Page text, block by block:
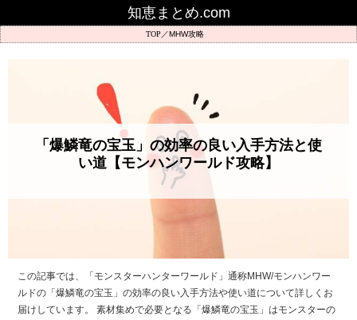
知恵まとめ.com
MHW攻略
「爆鱗竜の宝玉」の効率の良い入手方法と使
い道【モンハンワールド攻略】
この記事では、「モンスターハンターワールド」通称MHW/モンハンワー
ルドの「爆鱗竜の宝玉」の効率の良い入手方法や使い道について詳しくお
届けしています。 素材集めで必要となる「爆鱗竜の宝玉」はモンスターの